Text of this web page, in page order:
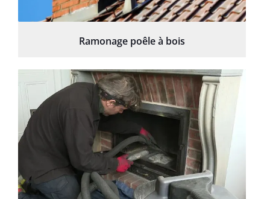
Ramonage poêle à bois